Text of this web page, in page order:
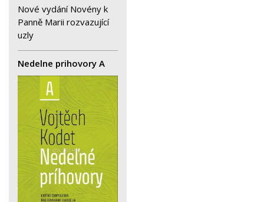
Nové vydání Novény k
Panně Marii rozvazující
uzly
Nedelne prihovory A